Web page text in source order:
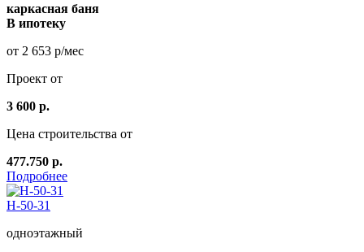
каркасная баня
В ипотеку
от 2 653 р/мес
Проект от
3 600 р.
Цена строительства от
477.750 р.
Подробнее
Н-50-31
одноэтажный